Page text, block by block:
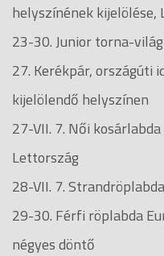
helyszínének kijelölése,
23-30. Junior torna-
27. Kerékpár, országúti
kijelölendő helyszínen
27-VII. 7. Női
Lettország
28-VII. 7.
29-30. Férfi röplabda
négyes döntő